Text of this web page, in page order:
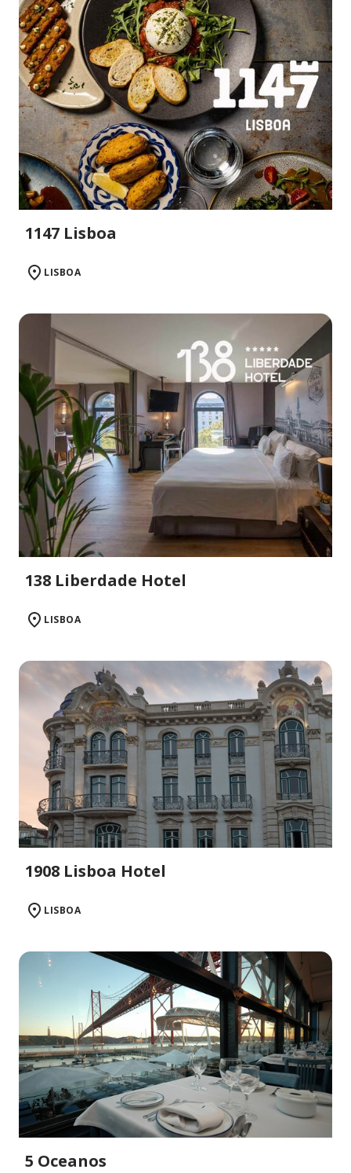
1147 Lisboa
LISBOA
138 Liberdade Hotel
LISBOA
1908 Lisboa Hotel
LISBOA
5 Oceanos